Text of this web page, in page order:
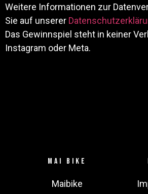
Weitere Informationen zur
Sie auf unserer
Das Gewinnspiel steht in keiner
Instagram oder Meta.
Mai bike
Maibike